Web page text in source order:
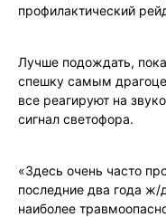
профилактический
Лучше подождать,
спешку самым
все реагируют на
сигнал светофора.
«Здесь очень часто
последние два года ж/
наиболее